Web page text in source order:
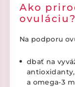
Ako
ovuláciu?
Na podporu
dbať na
a omega-3